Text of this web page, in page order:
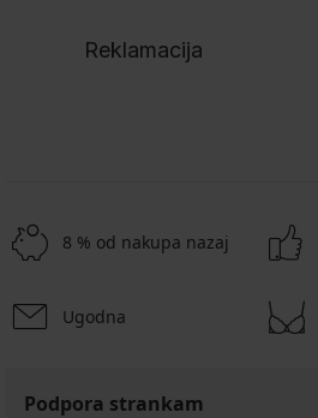
Reklamacija
8 % od nakupa nazaj
Ugodna
Podpora strankam